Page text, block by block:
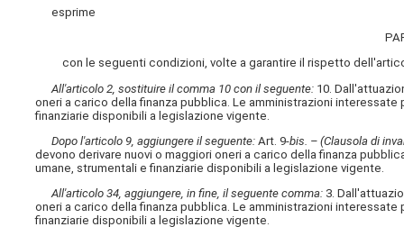
esprime
con le seguenti condizioni, volte a garantire il rispetto
All'articolo 2, sostituire il comma 10 con il seguente: 10.
oneri a carico della finanza pubblica. Le amministrazioni
finanziarie disponibili a legislazione vigente.
Dopo l'articolo 9, aggiungere il seguente: Art. 9-bis. – (Clausola di
devono derivare nuovi o maggiori oneri a carico della finanza
umane, strumentali e finanziarie disponibili a legislazione vigente.
All'articolo 34, aggiungere, in fine, il seguente comma: 3.
oneri a carico della finanza pubblica. Le amministrazioni
finanziarie disponibili a legislazione vigente.